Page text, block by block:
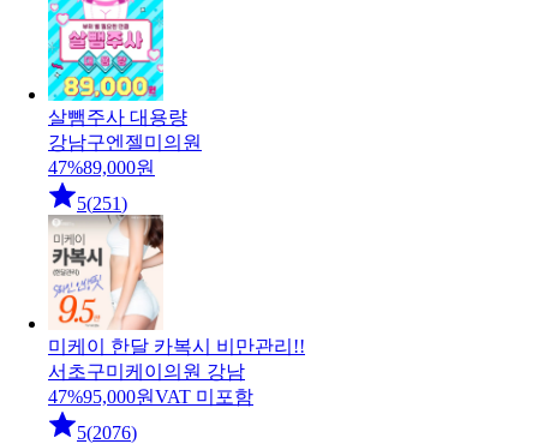
살뺌주사 대용량
강남구엔젤미의원
47%89,000원
5(251)
미케이 한달 카복시 비만관리!!
서초구미케이의원 강남
47%95,000원VAT 미포함
5(2076)